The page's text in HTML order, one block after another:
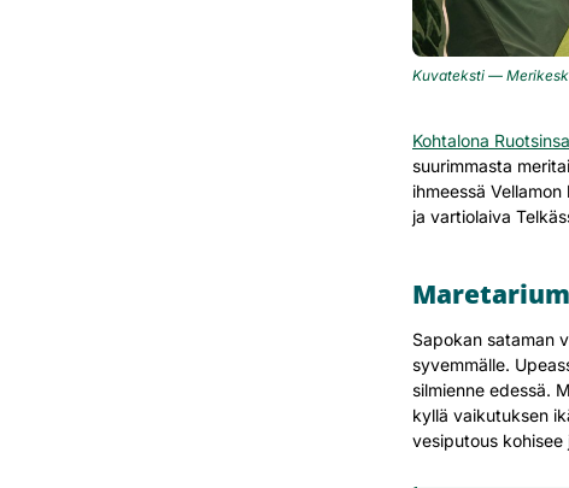
Kuvateksti —
Kohtalona
suurimmasta
ihmeessä
ja vartiolaiva
Sapokan sataman
syvemmälle.
silmienne edessä.
kyllä vaikutuksen
vesiputous kohisee